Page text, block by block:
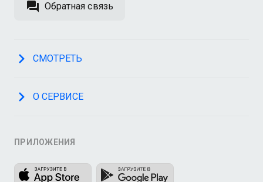
Обратная связь
СМОТРЕТЬ
О СЕРВИСЕ
ПРИЛОЖЕНИЯ